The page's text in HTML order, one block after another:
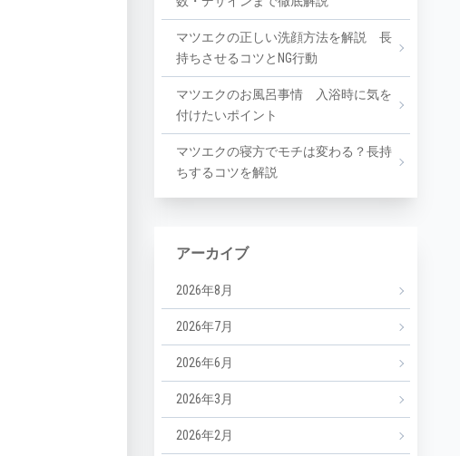
マツエクの正しい洗顔方法を解説 長
持ちさせるコツとNG行動
マツエクのお風呂事情 入浴時に気を
付けたいポイント
マツエクの寝方でモチは変わる？長持
ちするコツを解説
アーカイブ
2026年8月
2026年7月
2026年6月
2026年3月
2026年2月